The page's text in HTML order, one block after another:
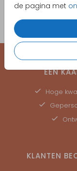
de pagina met
EEN
Hoge
KLANTEN